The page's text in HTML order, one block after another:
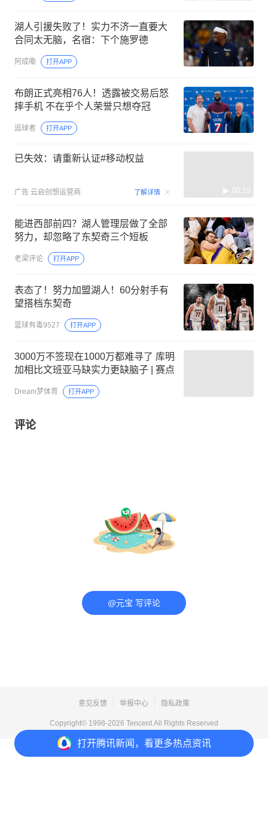
打开腾讯新闻，看更多热点资讯
湖人引援失败了！实力不济一直要大
合同太无脑，名宿：下个施罗德
阿成嘞 打开APP
布朗正式亮相76人！透露被交易后怒
摔手机 不在乎个人荣誉只想夺冠
追球者 打开APP
已失效：请重新认证#移动权益
广告 云启创想运营商 了解详情 00:15
能进西部前四？湖人管理层做了全部
努力，却忽略了东契奇三个短板
老梁评论 打开APP
表态了！努力加盟湖人！60分射手有
望搭档东契奇
篮球有毒9527 打开APP
3000万不签现在1000万都难寻了 库明
加相比文班亚马缺实力更缺脑子 | 赛点
Dream梦体育 打开APP
评论
@元宝 写评论
意见反馈 举报中心 隐私政策
Copyright© 1998-2026 Tencent.All Rights Reserved